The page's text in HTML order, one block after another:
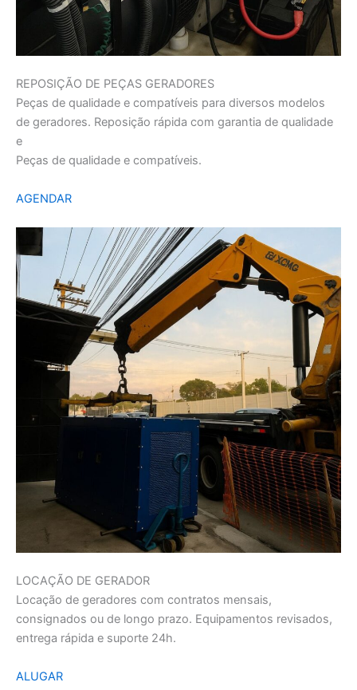
REPOSIÇÃO DE PEÇAS GERADORES
Peças de qualidade e compatíveis para diversos modelos
de geradores. Reposição rápida com garantia de qualidade
e
Peças de qualidade e compatíveis.
AGENDAR
LOCAÇÃO DE GERADOR
Locação de geradores com contratos mensais,
consignados ou de longo prazo. Equipamentos revisados,
entrega rápida e suporte 24h.
ALUGAR